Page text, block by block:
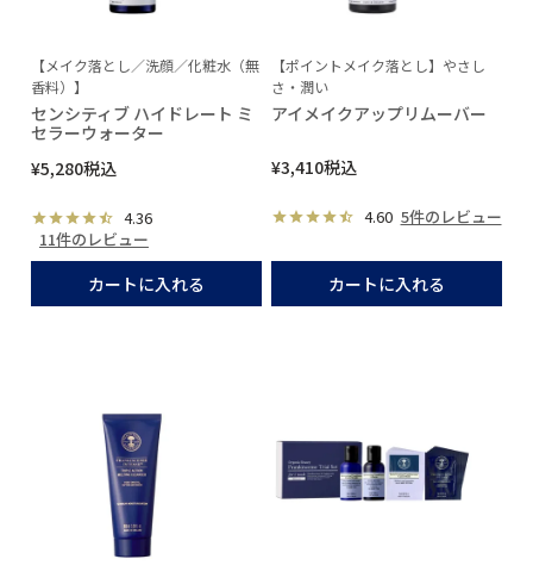
【メイク落とし／洗顔／化粧水（無
香料）】
センシティブ ハイドレート ミ
セラーウォーター
¥5,280税込
4.36
11件のレビュー
カートに入れる
【ポイントメイク落とし】やさし
さ・潤い
アイメイクアップリムーバー
¥3,410税込
4.60 5件のレビュー
カートに入れる